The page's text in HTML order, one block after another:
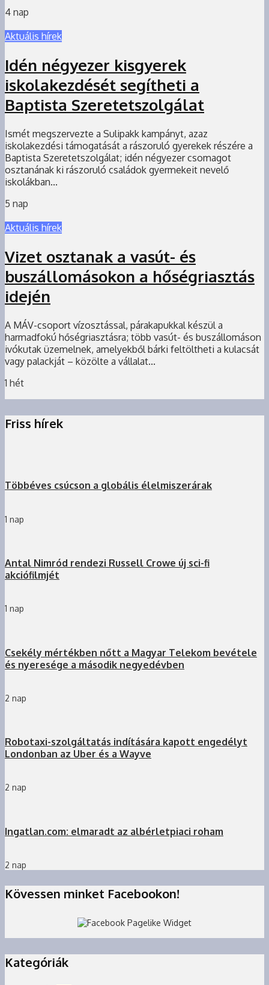
4 nap
Aktuális hírek
Idén négyezer kisgyerek
iskolakezdését segítheti a
Baptista Szeretetszolgálat
Ismét megszervezte a Sulipakk kampányt, azaz
iskolakezdési támogatását a rászoruló gyerekek részére a
Baptista Szeretetszolgálat; idén négyezer csomagot
osztanának ki rászoruló családok gyermekeit nevelő
iskolákban...
5 nap
Aktuális hírek
Vizet osztanak a vasút- és
buszállomásokon a hőségriasztás
idején
A MÁV-csoport vízosztással, párakapukkal készül a
harmadfokú hőségriasztásra; több vasút- és buszállomáson
ivókutak üzemelnek, amelyekből bárki feltöltheti a kulacsát
vagy palackját – közölte a vállalat...
1 hét
Friss hírek
Többéves csúcson a globális élelmiszerárak
1 nap
Antal Nimród rendezi Russell Crowe új sci-fi
akciófilmjét
1 nap
Csekély mértékben nőtt a Magyar Telekom bevétele
és nyeresége a második negyedévben
2 nap
Robotaxi-szolgáltatás indítására kapott engedélyt
Londonban az Uber és a Wayve
2 nap
Ingatlan.com: elmaradt az albérletpiaci roham
2 nap
Kövessen minket Facebookon!
Kategóriák